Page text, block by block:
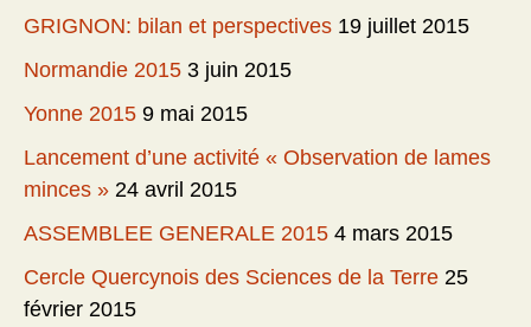
GRIGNON: bilan et perspectives 19 juillet 2015
Normandie 2015 3 juin 2015
Yonne 2015 9 mai 2015
Lancement d’une activité « Observation de lames
minces » 24 avril 2015
ASSEMBLEE GENERALE 2015 4 mars 2015
Cercle Quercynois des Sciences de la Terre 25
février 2015